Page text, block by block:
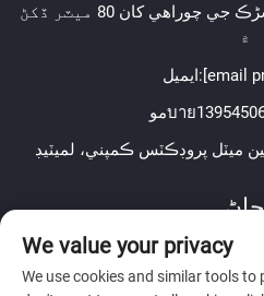
فنگهوائنشان سڑڪ ۽ فوشن سڑڪ جي چوراھي کان 80 ميٽر ڏکڻ
۾
ايميل: [email
ميٽل پروڊڪٽس ڪمپني، لميٽيڊ
ڄاڻ
حاصل ڪرڻ لاءِ سائن اپ ڪريو
We value your privacy
We use cookies and similar tools to